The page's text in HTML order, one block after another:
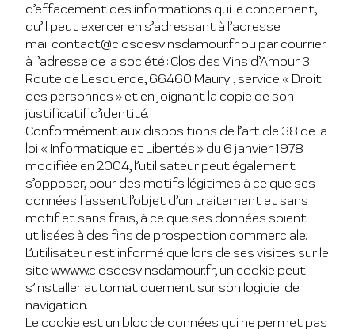
d’effacement des informations qui le concernent,
qu’il peut exercer en s’adressant à l’adresse
mail contact@closdesvinsdamour.fr ou par courrier
à l’adresse de la société : Clos des Vins d’Amour 3
Route de Lesquerde, 66460 Maury , service « Droit
des personnes » et en joignant la copie de son
justificatif d’identité.
Conformément aux dispositions de l’article 38 de la
loi « Informatique et Libertés » du 6 janvier 1978
modifiée en 2004, l’utilisateur peut également
s’opposer, pour des motifs légitimes à ce que ses
données fassent l’objet d’un traitement et sans
motif et sans frais, à ce que ses données soient
utilisées à des fins de prospection commerciale.
L’utilisateur est informé que lors de ses visites sur le
site wwww.closdesvinsdamour.fr, un cookie peut
s’installer automatiquement sur son logiciel de
navigation.
Le cookie est un bloc de données qui ne permet pas